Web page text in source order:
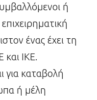
ή
ένας έχει τη
ΙΚΕ.
για καταβολή
ή μέλη